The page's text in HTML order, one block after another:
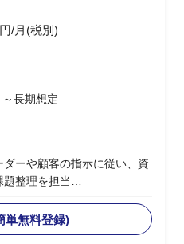
テムを含めたシステム領域
想ロードマップを作成して
として期待されているポイン
ソナライズCRMなど
/月(税別)
長期想定
ダーや顧客の指示に従い、資
題整理を担当
て貢献
(要件整理、課題抽出、基本
単無料登録)